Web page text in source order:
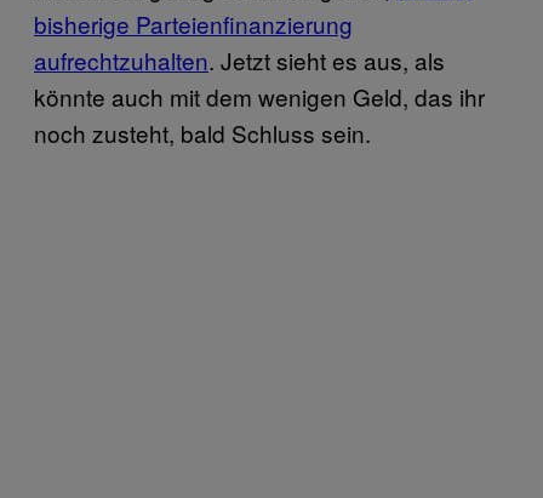
bisherige Parteienfinanzierung
aufrechtzuhalten. Jetzt sieht es aus, als
könnte auch mit dem wenigen Geld, das ihr
noch zusteht, bald Schluss sein.